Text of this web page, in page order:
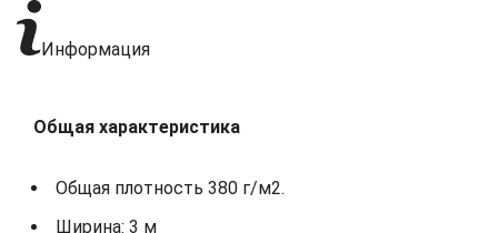
Информация
Общая характеристика
Общая плотность 380 г/м2.
Ширина: 3 м